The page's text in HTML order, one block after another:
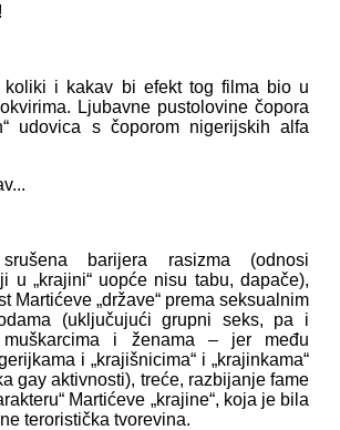
koliki i kakav bi efekt tog filma bio u
Ljubavne pustolovine čopora
udovica s čoporom nigerijskih alfa
barijera rasizma (odnosi
u „krajini“ uopće nisu tabu, dapače),
Martićeve „države“ prema seksualnim
(uključujući grupni seks, pa i
i ženama – jer među
i „krajišnicima“ i „krajinkama“
gay aktivnosti), treće, razbijanje fame
Martićeve „krajine“, koja je bila
teroristička tvorevina.